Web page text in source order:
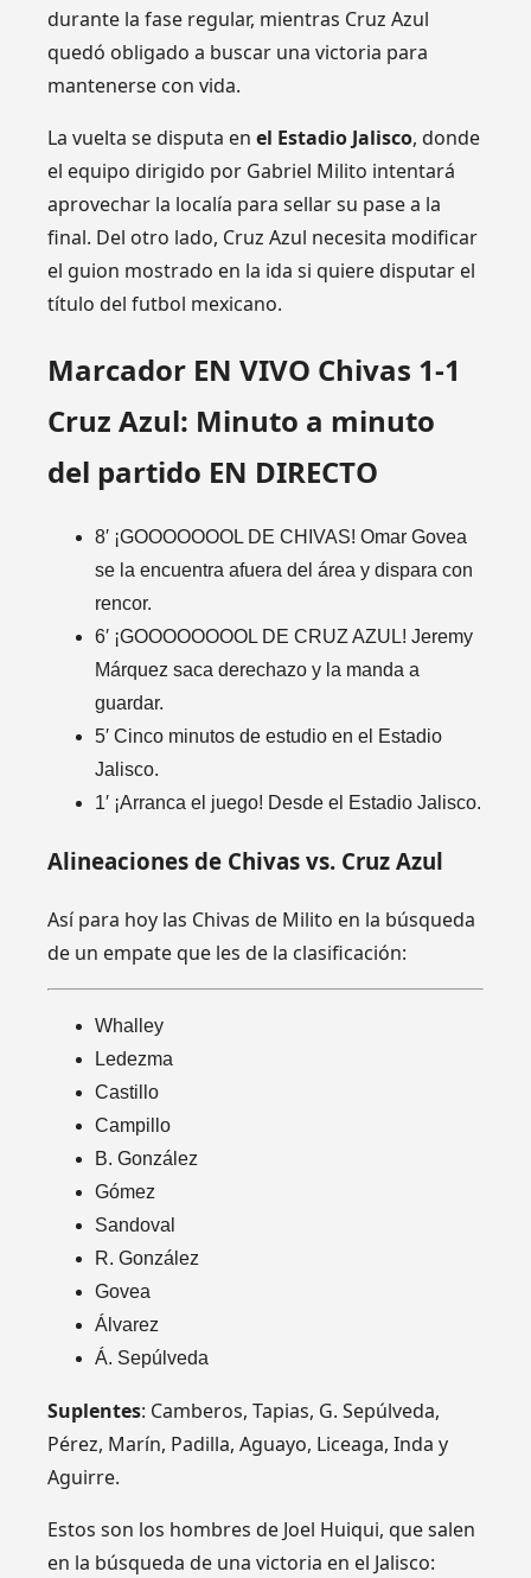
durante la fase regular, mientras Cruz Azul
quedó obligado a buscar una victoria para
mantenerse con vida.
La vuelta se disputa enel Estadio Jalisco, donde
el equipo dirigido por Gabriel Milito intentará
aprovechar la localía para sellar su pase a la
final. Del otro lado, Cruz Azul necesita modificar
el guion mostrado en la ida si quiere disputar el
título del futbol mexicano.
Marcador EN VIVO Chivas 1-1
Cruz Azul: Minuto a minuto
del partido EN DIRECTO
8′ ¡GOOOOOOOL DE CHIVAS! Omar Govea
se la encuentra afuera del área y dispara con
rencor.
6′ ¡GOOOOOOOOL DE CRUZ AZUL! Jeremy
Márquez saca derechazo y la manda a
guardar.
5′ Cinco minutos de estudio en el Estadio
Jalisco.
1′ ¡Arranca el juego! Desde el Estadio Jalisco.
Alineaciones de Chivas vs. Cruz Azul
Así para hoy las Chivas de Milito en la búsqueda
de un empate que les de la clasificación:
Whalley
Ledezma
Castillo
Campillo
B. González
Gómez
Sandoval
R. González
Govea
Álvarez
Á. Sepúlveda
Suplentes: Camberos, Tapias, G. Sepúlveda,
Pérez, Marín, Padilla, Aguayo, Liceaga, Inda y
Aguirre.
Estos son los hombres de Joel Huiqui, que salen
en la búsqueda de una victoria en el Jalisco: